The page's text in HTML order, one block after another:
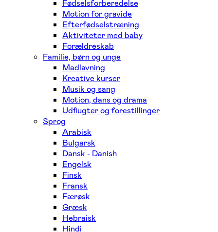
Fødselsforberedelse
Motion for gravide
Efterfødselstræning
Aktiviteter med baby
Forældreskab
Familie, børn og unge
Madlavning
Kreative kurser
Musik og sang
Motion, dans og drama
Udflugter og forestillinger
Sprog
Arabisk
Bulgarsk
Dansk - Danish
Engelsk
Finsk
Fransk
Færøsk
Græsk
Hebraisk
Hindi